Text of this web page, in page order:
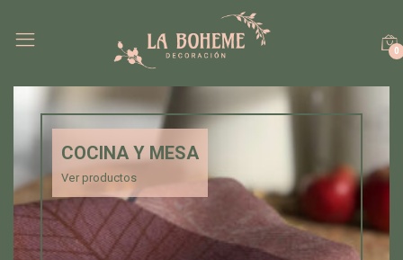
0
COCINA Y MESA
Ver productos